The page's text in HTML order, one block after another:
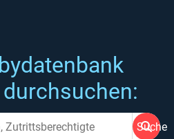
Suche